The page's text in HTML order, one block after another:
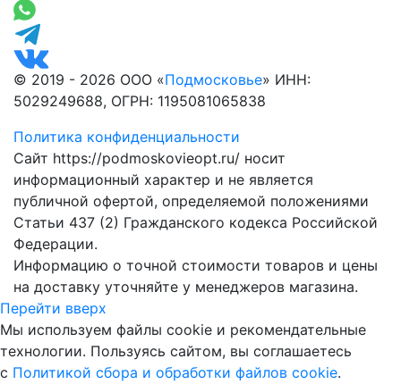
© 2019 - 2026 ООО «Подмосковье» ИНН:
5029249688, ОГРН: 1195081065838
Политика конфиденциальности
Сайт https://podmoskovieopt.ru/ носит
информационный характер и не является
публичной офертой, определяемой положениями
Статьи 437 (2) Гражданского кодекса Российской
Федерации.
Информацию о точной стоимости товаров и цены
на доставку уточняйте у менеджеров магазина.
Перейти вверх
Мы используем файлы cookie и рекомендательные
технологии. Пользуясь сайтом, вы соглашаетесь
с Политикой сбора и обработки файлов cookie.